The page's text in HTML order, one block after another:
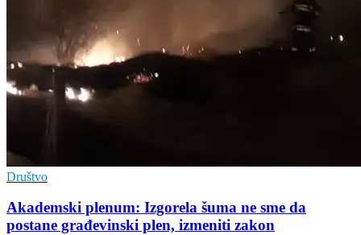
Društvo
Akademski plenum: Izgorela šuma ne sme da
postane građevinski plen, izmeniti zakon